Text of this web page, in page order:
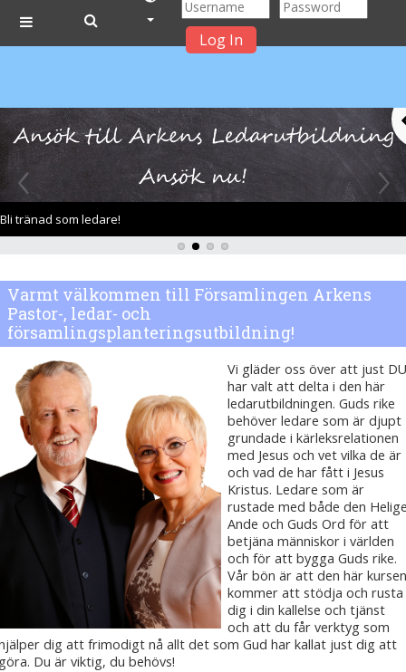
Gå till huvudinnehåll
Side panel Log In
Bli tränad som ledare!
Varmt välkommen till Församlingen Arkens
Pastor-, ledar- och
församlingsplanteringsutbildning!
Vi gläder oss över att just DU
har valt att delta i den här
ledarutbildningen. Guds rike
behöver ledare som är djupt
grundade i kärleksrelationen
med Jesus och vet vilka de är
och vad de har fått i Jesus
Kristus. Ledare som är
rustade med både den
Ande och Guds Ord för att
betjäna människor i världen
och för att bygga Guds rike.
Vår bön är att den här kursen
kommer att stödja och rusta
dig i din kallelse och tjänst
och att du får verktyg som
dig att frimodigt nå allt det som Gud har kallat just dig att
Du är viktig, du behövs!